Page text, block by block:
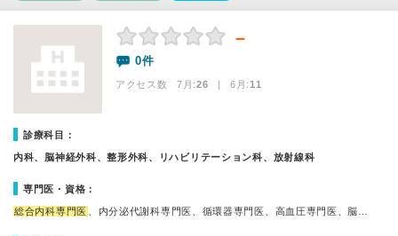
－
0件
アクセス数 7月:26 | 6月:11
診療科目：
内科、脳神経外科、整形外科、リハビリテーション科、放射線科
専門医・資格：
総合内科専門医 、内分泌代謝科専門医、循環器専門医、高血圧専門医、脳…